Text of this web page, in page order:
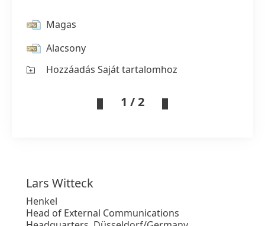
Magas
Alacsony
Hozzáadás Saját tartalomhoz
1 / 2
Lars Witteck
Henkel
Head of External Communications